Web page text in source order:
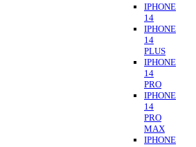
IPHONE
14
IPHONE
14
PLUS
IPHONE
14
PRO
IPHONE
14
PRO
MAX
IPHONE